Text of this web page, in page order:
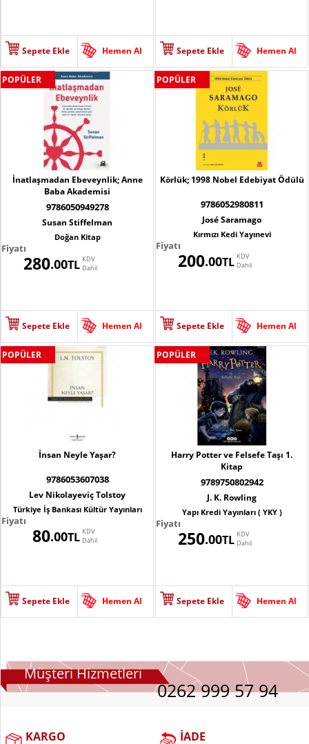
Hemen Al
Sepete Ekle Hemen Al
Sepete Ekle
POPÜLER
İnatlaşmadan Ebeveynlik; Anne
Baba Akademisi
9786050949278
Susan Stiffelman
Doğan Kitap
Fiyatı
KDV
Dahil
TL
.00
280
Hemen Al
Sepete Ekle
POPÜLER
Körlük; 1998 Nobel Edebiyat Ödülü
9786052980811
José Saramago
Kırmızı Kedi Yayınevi
Fiyatı
KDV
Dahil
TL
.00
200
Hemen Al
Sepete Ekle
POPÜLER
İnsan Neyle Yaşar?
9786053607038
Lev Nikolayeviç Tolstoy
Türkiye İş Bankası Kültür Yayınları
Fiyatı
KDV
Dahil
TL
.00
80
Hemen Al
Sepete Ekle
POPÜLER
Harry Potter ve Felsefe Taşı 1.
Kitap
9789750802942
J. K. Rowling
Yapı Kredi Yayınları ( YKY )
Fiyatı
KDV
Dahil
TL
.00
250
Hemen Al
Sepete Ekle
Müşteri Hizmetleri
0262 999 57 94
KARGO İADE